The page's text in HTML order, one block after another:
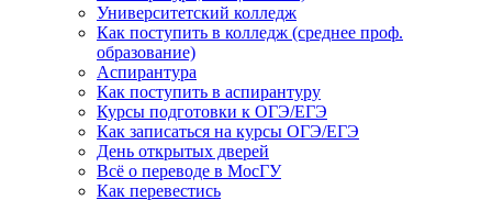
Университетский колледж
Как поступить в колледж (среднее проф.
образование)
Аспирантура
Как поступить в аспирантуру
Курсы подготовки к ОГЭ/ЕГЭ
Как записаться на курсы ОГЭ/ЕГЭ
День открытых дверей
Всё о переводе в МосГУ
Как перевестись